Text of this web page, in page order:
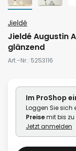
Zum
Anfang
der
Bildgalerie
springen
Jieldé
Jieldé Augustin
glänzend
Art.-Nr. 5253116
Im ProShop
Loggen Sie sich
Preisemit bis zu
Jetzt anmelden